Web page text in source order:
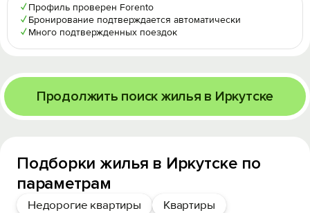
✓ Профиль проверен Forento
✓ Бронирование подтверждается автоматически
✓ Много подтвержденных поездок
Продолжить поиск жилья в Иркутске
Подборки жилья в Иркутске по
параметрам
Недорогие квартиры
Квартиры